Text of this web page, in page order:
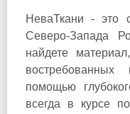
НеваТкани - это
Северо-Запада
найдете
помощью
всегда в курсе